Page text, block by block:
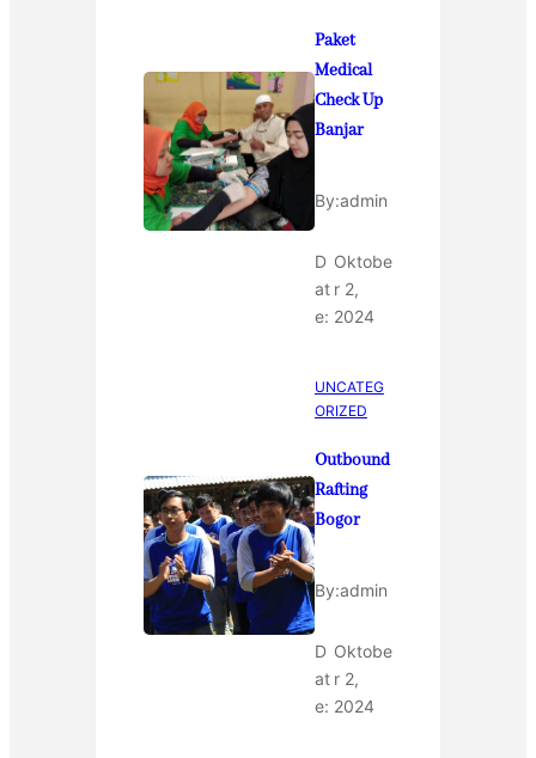
Paket
Medical
Check Up
Banjar
By:admin
D
at
e:
Oktobe
r 2,
2024
UNCATEG
ORIZED
Outbound
Rafting
Bogor
By:admin
D
at
e:
Oktobe
r 2,
2024